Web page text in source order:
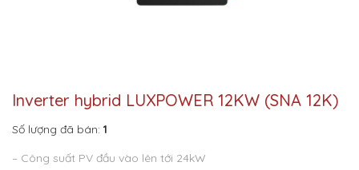
Inverter hybrid LUXPOWER 12KW (SNA 12K)
Số lượng đã bán: 1
– Công suất PV đầu vào lên tới 24kW